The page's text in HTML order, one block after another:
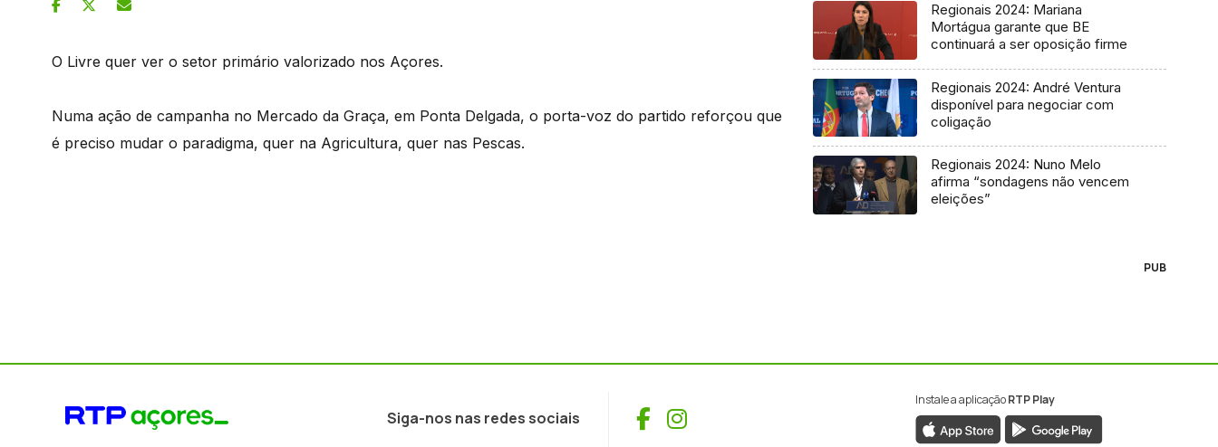
O Livre quer ver o setor primário valorizado nos Açores.
Numa ação de campanha no Mercado da Graça, em Ponta Delgada, o porta-voz do partido reforçou que
é preciso mudar o paradigma, quer na Agricultura, quer nas Pescas.
Regionais 2024: Mariana
Mortágua garante que BE
continuará a ser oposição firme
Regionais 2024: André Ventura
disponível para negociar com
coligação
Regionais 2024: Nuno Melo
afirma “sondagens não vencem
eleições”
PUB
Siga-nos nas redes sociais Facebook
Instagram
Instale a aplicaçãoRTP Play